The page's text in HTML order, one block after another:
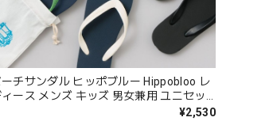
ーチサンダル ヒッポブルー Hippobloo レ
ース メンズ キッズ 男女兼用 ユニセッ
ス 歩きやすい 履きやすい 痛くない サン
¥2,530